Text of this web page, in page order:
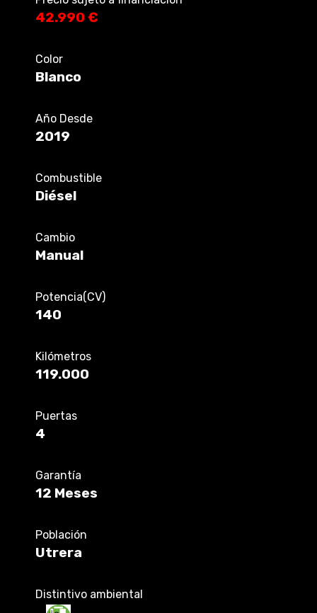
42.990 €
Color
Blanco
Año Desde
2019
Combustible
Diésel
Cambio
Manual
Potencia(CV)
140
Kilómetros
119.000
Puertas
4
Garantía
12 Meses
Población
Utrera
Distintivo ambiental